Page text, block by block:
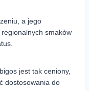
a jego
smaków
jest tak ceniony,
dostosowania do